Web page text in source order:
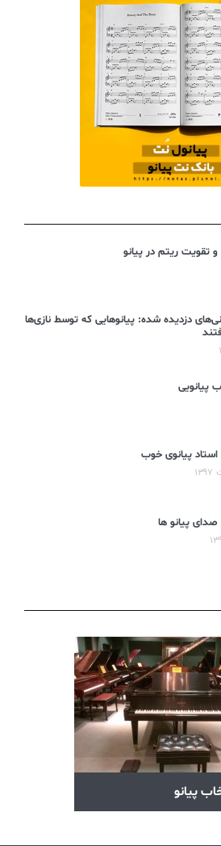
و تقویت ریتم در پیانو
دزدیده شده: پیانوهایی که توسط نازی‌ها
پیانویی
پیانوی خوب
پیانو ها